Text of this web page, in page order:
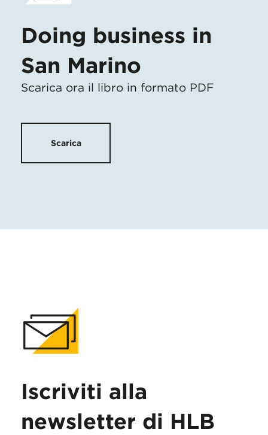
Doing business in
San Marino
Scarica ora il libro in formato PDF
Scarica
Iscriviti alla
newsletter di HLB